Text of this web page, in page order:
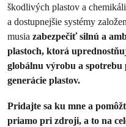
škodlivých plastov a
a dostupnejšie systémy
musia zabezpečiť silnú a
plastoch, ktorá
globálnu výrobu a spotrebu
generácie plastov.
Pridajte sa ku mne a
priamo pri zdroji, a to na